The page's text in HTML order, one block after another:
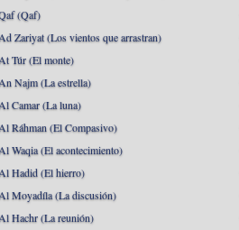
(Qaf)
Zariyat (Los vientos que arrastran)
Túr (El monte)
Najm (La estrella)
Camar (La luna)
Ráhman (El Compasivo)
Waqia (El acontecimiento)
Hadid (El hierro)
Moyadíla (La discusión)
Hachr (La reunión)